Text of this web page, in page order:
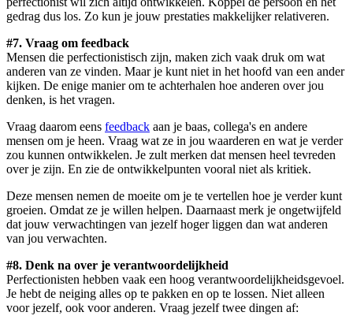
gedrag dus los. Zo kun je jouw prestaties makkelijker relativeren.
#7. Vraag om feedback
Mensen die perfectionistisch zijn, maken zich vaak druk om wat
anderen van ze vinden. Maar je kunt niet in het hoofd van een ander
kijken. De enige manier om te achterhalen hoe anderen over jou
denken, is het vragen.
Vraag daarom eens feedback aan je baas, collega's en andere
mensen om je heen. Vraag wat ze in jou waarderen en wat je verder
zou kunnen ontwikkelen. Je zult merken dat mensen heel tevreden
over je zijn. En zie de ontwikkelpunten vooral niet als kritiek.
Deze mensen nemen de moeite om je te vertellen hoe je verder kunt
groeien. Omdat ze je willen helpen. Daarnaast merk je ongetwijfeld
dat jouw verwachtingen van jezelf hoger liggen dan wat anderen
van jou verwachten.
#8. Denk na over je verantwoordelijkheid
Perfectionisten hebben vaak een hoog verantwoordelijkheidsgevoel.
Je hebt de neiging alles op te pakken en op te lossen. Niet alleen
voor jezelf, ook voor anderen. Vraag jezelf twee dingen af: